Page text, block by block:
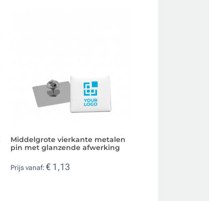
Middelgrote vierkante metalen
pin met glanzende afwerking
Prijs vanaf: € 1,13